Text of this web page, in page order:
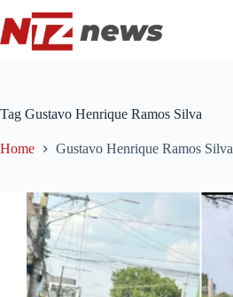
para
o
conteúdo
Tag Gustavo Henrique Ramos Silva
Home Gustavo Henrique Ramos Silva